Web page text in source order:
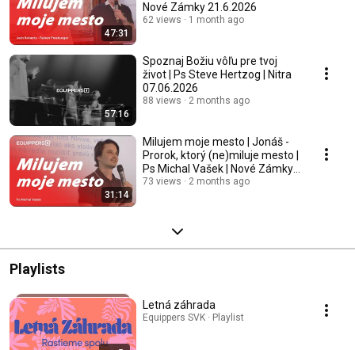
47:31
Nové Zámky 21.6.2026
62 views 1 month ago
57:16
Spoznaj Božiu vôľu pre tvoj
život | Ps Steve Hertzog | Nitra
07.06.2026
88 views 2 months ago
31:14
Milujem moje mesto | Jonáš -
Prorok, ktorý (ne)miluje mesto |
Ps Michal Vašek | Nové Zámky
7.6.2026
73 views 2 months ago
Playlists
Letná záhrada
Equippers SVK · Playlist